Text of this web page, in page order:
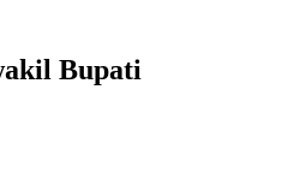
Bupati